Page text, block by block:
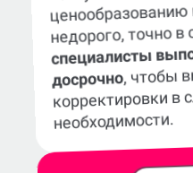
ценообразованию
недорого, точно
специалисты
досрочно, чтобы
корректировки в
необходимости.